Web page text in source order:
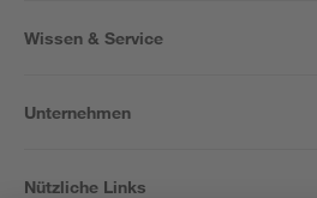
Wissen & Service
Unternehmen
Nützliche Links